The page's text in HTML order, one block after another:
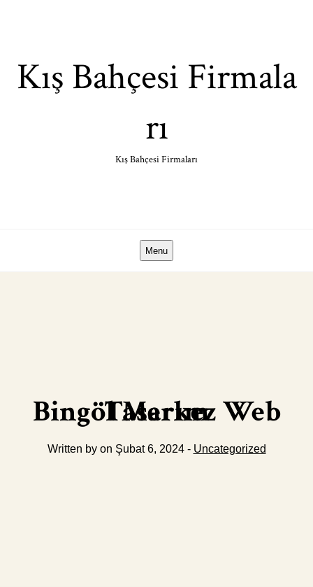
Kış Bahçesi Firmala
rı
Kış Bahçesi Firmaları
Menu
Bingöl Merkez Web Tasarım
Written by on Şubat 6, 2024 - Uncategorized